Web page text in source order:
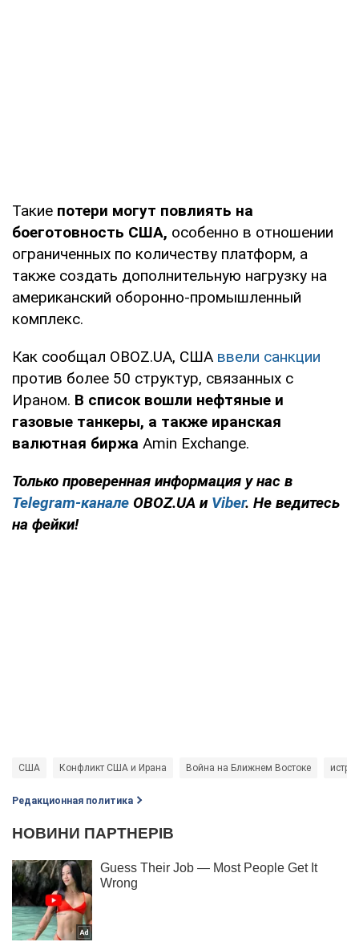
Такие потери могут повлиять на
боеготовность США, особенно в отношении
ограниченных по количеству платформ, а
также создать дополнительную нагрузку на
американский оборонно-промышленный
комплекс.
Как сообщал OBOZ.UA, США ввели санкции
против более 50 структур, связанных с
Ираном. В список вошли нефтяные и
газовые танкеры, а также иранская
валютная биржа Amin Exchange.
Только проверенная информация у нас в
Telegram-канале OBOZ.UA и Viber. Не ведитесь
на фейки!
США Конфликт США и Ирана Война на Ближнем Востоке
Редакционная политика